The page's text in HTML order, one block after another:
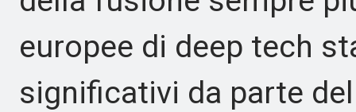
europee di deep tech
significativi da parte